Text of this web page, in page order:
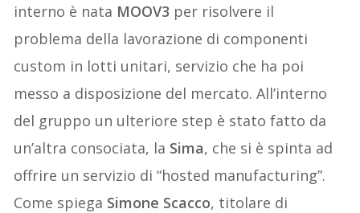
interno è nata MOOV3 per risolvere il
problema della lavorazione di componenti
custom in lotti unitari, servizio che ha poi
messo a disposizione del mercato. All’interno
del gruppo un ulteriore step è stato fatto da
un’altra consociata, la Sima, che si è spinta ad
offrire un servizio di “hosted manufacturing”.
Come spiega Simone Scacco, titolare di